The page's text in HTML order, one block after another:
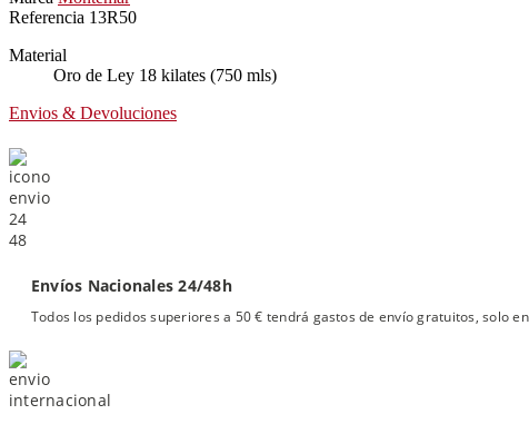
Referencia 13R50
Material
Oro de Ley 18 kilates (750 mls)
Envios & Devoluciones
Envíos Nacionales 24/48h
Todos los pedidos superiores a 50 € tendrá gastos de envío gratuitos, solo